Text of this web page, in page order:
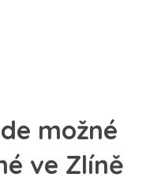
možné
ve Zlíně